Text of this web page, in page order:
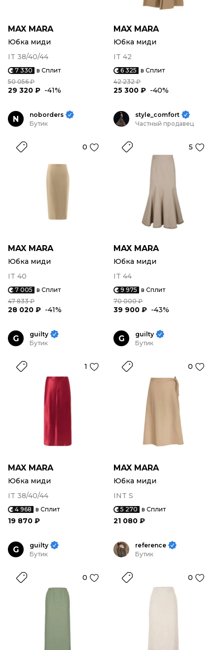
MAX MARA
Юбка миди
IT 38/40/44
7 330 в Сплит
50 056 ₽
29 320 ₽ -41%
MAX MARA
Юбка миди
IT 42
6 325 в Сплит
42 232 ₽
25 300 ₽ -40%
N
noborders
Бутик
0
MAX MARA
Юбка миди
IT 40
7 005 в Сплит
47 833 ₽
28 020 ₽ -41%
style_comfort
Частный продавец
5
MAX MARA
Юбка миди
IT 44
9 975 в Сплит
70 000 ₽
39 900 ₽ -43%
G
guilty
Бутик
1
MAX MARA
Юбка миди
IT 38/40/44
4 968 в Сплит
19 870 ₽
G
guilty
Бутик
0
MAX MARA
Юбка миди
INT S
5 270 в Сплит
21 080 ₽
G
guilty
Бутик
0
reference
Бутик
0